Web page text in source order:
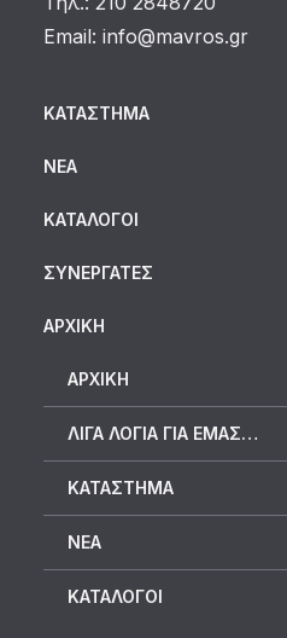
Email: info@mavros.gr
ΚΑΤΆΣΤΗΜΑ
ΝΈΑ
ΚΑΤΆΛΟΓΟΙ
ΣΥΝΕΡΓΆΤΕΣ
ΑΡΧΙΚΗ
ΑΡΧΙΚΉ
ΛΊΓΑ ΛΌΓΙΑ ΓΙΑ ΕΜΆΣ…
ΚΑΤΆΣΤΗΜΑ
ΝΈΑ
ΚΑΤΆΛΟΓΟΙ